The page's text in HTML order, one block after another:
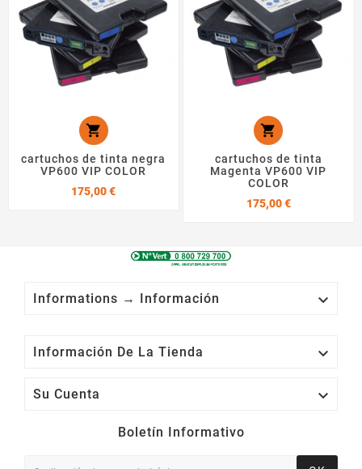

cartuchos de tinta negra
VP600 VIP COLOR
175,00 €Precio

cartuchos de tinta
Magenta VP600 VIP
COLOR
175,00 €Precio
Informations → Información 
Información De La Tienda 
Su Cuenta 
Boletín Informativo